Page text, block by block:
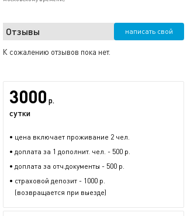
Отзывы написать свой
К сожалению отзывов пока нет.
3000 р.
сутки
• цена включает проживание 2 чел.
• доплата за 1 дополнит. чел. - 500 р.
• доплата за отч.документы - 500 р.
• страховой депозит - 1000 р.
(возвращается при выезде)